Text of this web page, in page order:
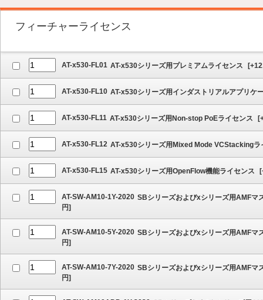
フィーチャーライセンス
AT-x530-FL01 AT-x530シリーズ用プレミアムライセンス [
AT-x530-FL10 AT-x530シリーズ用インダストリアルアプリケ
AT-x530-FL11 AT-x530シリーズ用Non-stop PoEライセンス [
AT-x530-FL12 AT-x530シリーズ用Mixed Mode VCStackingラ
AT-x530-FL15 AT-x530シリーズ用OpenFlow機能ライセンス [
AT-SW-AM10-1Y-2020 SBシリーズおよびxシリーズ用AMFマ
円]
AT-SW-AM10-5Y-2020 SBシリーズおよびxシリーズ用AMFマ
円]
AT-SW-AM10-7Y-2020 SBシリーズおよびxシリーズ用AMFマ
円]